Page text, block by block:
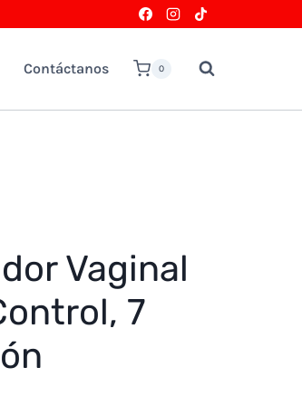
Contáctanos 0
Vaginal
7